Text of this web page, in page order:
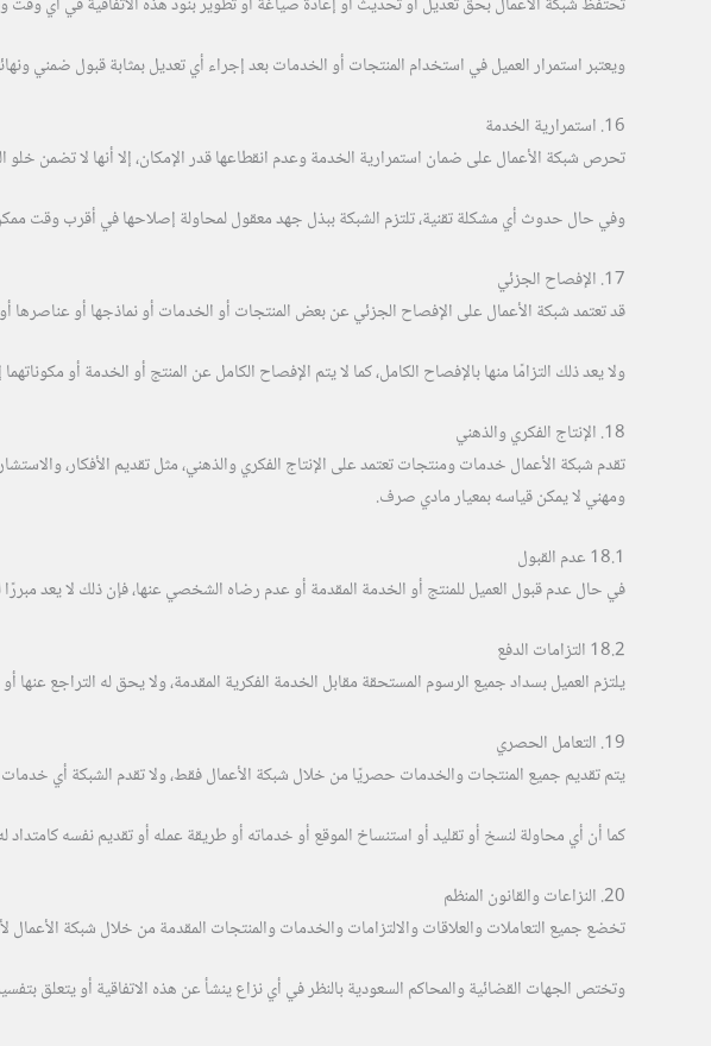
ويعتبر استمرار العميل في استخدام المنتجات أو الخدمات بعد إجراء أي تعديل بمثابة قبول ضمني
16. استمرارية الخدمة
تحرص شبكة الأعمال على ضمان استمرارية الخدمة وعدم انقطاعها قدر الإمكان، إلا أنها لا تضمن خلو
وفي حال حدوث أي مشكلة تقنية، تلتزم الشبكة ببذل جهد معقول لمحاولة إصلاحها في أقرب وقت
17. الإفصاح الجزئي
قد تعتمد شبكة الأعمال على الإفصاح الجزئي عن بعض المنتجات أو الخدمات أو نماذجها أو عناصرها
ولا يعد ذلك التزامًا منها بالإفصاح الكامل، كما لا يتم الإفصاح الكامل عن المنتج أو الخدمة أو
18. الإنتاج الفكري والذهني
تقدم شبكة الأعمال خدمات ومنتجات تعتمد على الإنتاج الفكري والذهني، مثل تقديم الأفكار،
ومهني لا يمكن قياسه بمعيار مادي صرف.
18.1 عدم القبول
في حال عدم قبول العميل للمنتج أو الخدمة المقدمة أو عدم رضاه الشخصي عنها، فإن ذلك لا يعد
18.2 التزامات الدفع
يلتزم العميل بسداد جميع الرسوم المستحقة مقابل الخدمة الفكرية المقدمة، ولا يحق له التراجع
19. التعامل الحصري
يتم تقديم جميع المنتجات والخدمات حصريًا من خلال شبكة الأعمال فقط، ولا تقدم الشبكة أي
كما أن أي محاولة لنسخ أو تقليد أو استنساخ الموقع أو خدماته أو طريقة عمله أو تقديم نفسه كامتداد
20. النزاعات والقانون المنظم
تخضع جميع التعاملات والعلاقات والالتزامات والخدمات والمنتجات المقدمة من خلال شبكة الأعمال
وتختص الجهات القضائية والمحاكم السعودية بالنظر في أي نزاع ينشأ عن هذه الاتفاقية أو يتعلق